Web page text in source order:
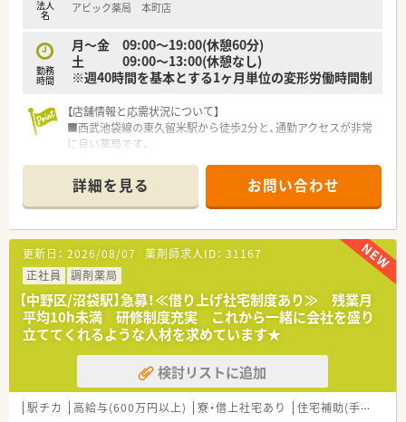
く貢献することにやりがいを感じる方です。
【法人特徴について】
■多摩エリアを中心に地域に密着した調剤薬局を複数展開して
おり、創業から無借金経営を続ける安定企業です。
しており、高い専門性を追求できる強みを持っています。
■検体測定室の設置や管理栄養士の在籍など、未病の段階から地
域住民の健康をサポートする取り組みが豊富です。
法人
名 アビック薬局 本町店
勤務
時間
月～金 09:00～19:00(休憩60分)
土 09:00～13:00(休憩なし)
※週40時間を基本とする1ヶ月単位の変形労働時間制
【店舗情報と応需状況について】
■西武池袋線の東久留米駅から徒歩2分と、通勤アクセスが非常
に良い薬局です。
から100枚に対応します。
■薬剤師は5名体制を基本としており、余裕を持って患者様と向
き合える環境です。
【募集背景と求める人物像について】
■今回は体制強化のための定期採用となり、長くご活躍いただけ
る方を募集します。
■何よりも人柄を重視しており、協調性を持ってチームの一員と
して働ける方を求めます。
■患者様とのコミュニケーションを大切にし、丁寧な対応を心が
ける方を歓迎します。
【法人特徴について】
■多摩エリアを中心に14店舗を展開し、創業以来無借金経営を
続ける安定企業です。
詳細を見る お問い合わせ
更新日： 2026/08/07 薬剤師求人ID： 31167
正社員
調剤薬局
【中野区/沼袋駅】急募！≪借り上げ社宅制度あり≫ 残業月
平均10h未満 研修制度充実 これから一緒に会社を盛り
立ててくれるような人材を求めています★
検討リストに追加
駅チカ 高給与(600万円以上) 寮・借上社宅あり 住宅補助(手当)あり